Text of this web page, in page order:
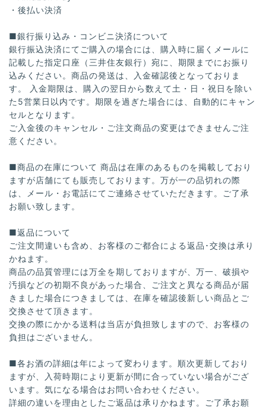
・後払い決済
■銀行振り込み・コンビニ決済について
銀行振込決済にてご購入の場合には、購入時に届くメールに
記載した指定口座（三井住友銀行）宛に、期限までにお振り
込みください。商品の発送は、入金確認後となっておりま
す。 入金期限は、購入の翌日から数えて土・日・祝日を除い
た5営業日以内です。期限を過ぎた場合には、自動的にキャン
セルとなります。
ご入金後のキャンセル・ご注文商品の変更はできませんご注
意ください。
■商品の在庫について 商品は在庫のあるものを掲載しており
ますが店舗にても販売しております。万が一の品切れの際
は、メール・お電話にてご連絡させていただきます。ご了承
お願い致します。
■返品について
ご注文間違いも含め、お客様のご都合による返品･交換は承り
かねます。
商品の品質管理には万全を期しておりますが、万一、破損や
汚損などの初期不良があった場合、ご注文と異なる商品が届
きました場合につきましては、在庫を確認後新しい商品とご
交換させて頂きます。
交換の際にかかる送料は当店が負担致しますので、お客様の
負担はございません。
■各お酒の詳細は年によって変わります。順次更新しており
ますが、入荷時期により更新が間に合っていない場合がござ
います。気になる場合はお問い合わせください。
詳細の違いを理由としたご返品は承りかねます。ご了承お願